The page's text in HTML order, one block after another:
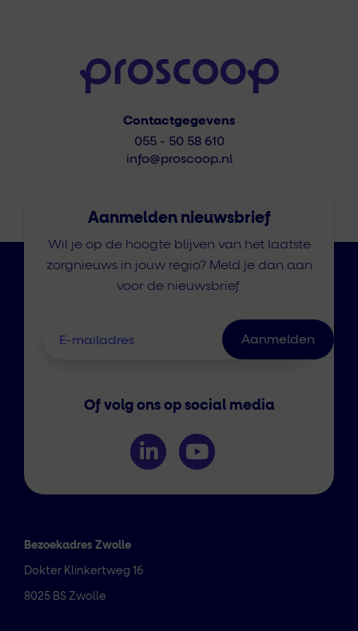
Contactgegevens
055 - 50 58 610
info@proscoop.nl
Bezoekadres Zwolle
Dokter Klinkertweg 16
8025 BS Zwolle
Aanmelden nieuwsbrief
Wil je op de hoogte blijven van het laatste
zorgnieuws in jouw regio? Meld je dan aan
voor de nieuwsbrief.
Of volg ons op social media